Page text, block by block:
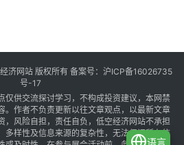
网站 版权所有 备案号： 沪ICP备16026735
号-17
仅供交流探讨学习，不构成投资建议，本网禁
。作者不负责更新以往文章观点，以最新文章
，风险自担，责任自负，低空经济网站不承担
多样性及信息来源的复杂性，无法保证所有信
语言